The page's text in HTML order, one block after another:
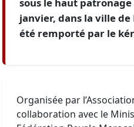
janvier, dans la ville
été remporté par le
Organisée par
collaboration avec le